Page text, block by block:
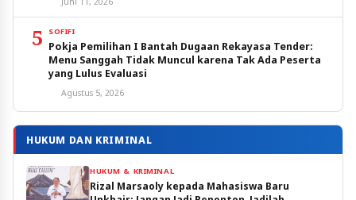
5 SOFIFI
Pokja Pemilihan I Bantah Dugaan Rekayasa Tender:
Menu Sanggah Tidak Muncul karena Tak Ada Peserta
yang Lulus Evaluasi
Agustus 5, 2026
HUKUM DAN KRIMINAL
HUKUM & KRIMINAL
Rizal Marsaoly kepada Mahasiswa Baru